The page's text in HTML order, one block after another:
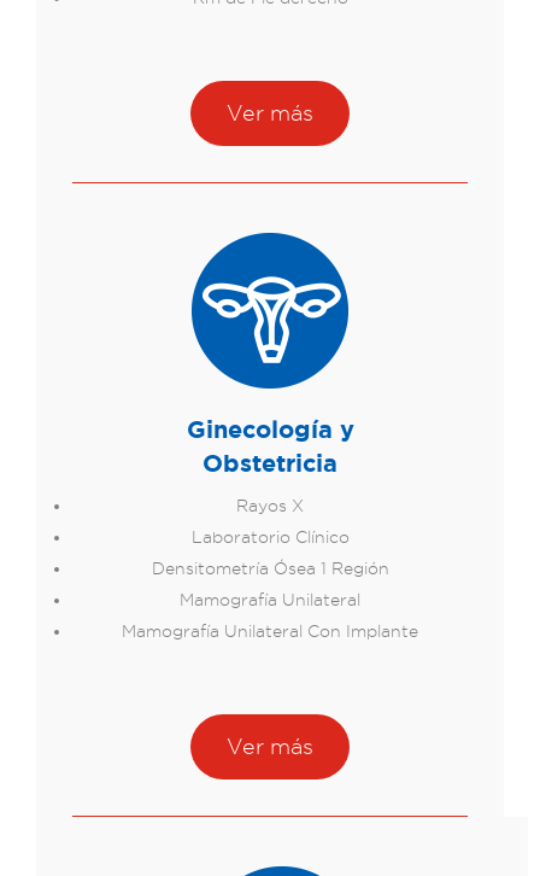
Ver más
Ginecología y
Obstetricia
Rayos X
Laboratorio Clínico
Densitometría Ósea 1 Región
Mamografía Unilateral
Mamografía Unilateral Con Implante
Ver más